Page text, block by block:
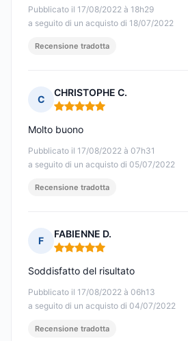
Pubblicato il 17/08/2022 à 18h29
a seguito di un acquisto di 18/07/2022
Recensione tradotta
C
CHRISTOPHE C.
Nota: 5 su 5
Pubblicato il 17/08/2022 à 07h31
a seguito di un acquisto di 05/07/2022
Molto buono
Recensione tradotta
F
FABIENNE D.
Nota: 5 su 5
Pubblicato il 17/08/2022 à 06h13
a seguito di un acquisto di 04/07/2022
Soddisfatto del risultato
Recensione tradotta